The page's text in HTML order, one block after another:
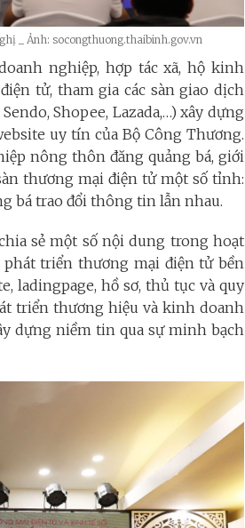
_ Ảnh: socongthuong.thaibinh.gov.vn
nghiệp, hợp tác xã, hộ kinh
tử, tham gia các sàn giao dịch
Shopee, Lazada,…) xây dựng
uy tín của Bộ Công Thương.
nông thôn đăng quảng bá, giới
thương mại điện tử một số tỉnh:
bá trao đổi thông tin lẫn nhau.
sẻ một số nội dung trong hoạt
triển thương mại điện tử bền
ladingpage, hồ sơ, thủ tục và quy
triển thương hiệu và kinh doanh
dựng niềm tin qua sự minh bạch